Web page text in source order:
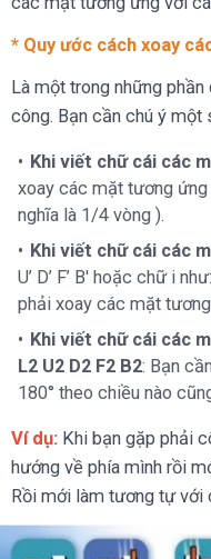
* Quy ước cách xoay
Là một trong những
công. Bạn cần chú ý một
Khi viết chữ cái các
xoay các mặt tương
nghĩa là 1/4 vòng ).
Khi viết chữ cái các
U’ D’ F’ B' hoặc chữ i
phải xoay các mặt
Khi viết chữ cái các
L2 U2 D2 F2 B2: Bạn
180° theo chiều nào
Ví dụ: Khi bạn gặp phải
hướng về phía mình rồi
Rồi mới làm tương tự với